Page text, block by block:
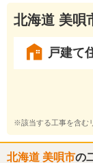
北海道 美唄
戸建て
※該当する工事を含む
北海道 美唄市の